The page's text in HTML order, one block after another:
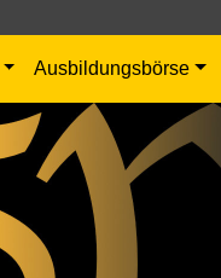
Ausbildungsbörse